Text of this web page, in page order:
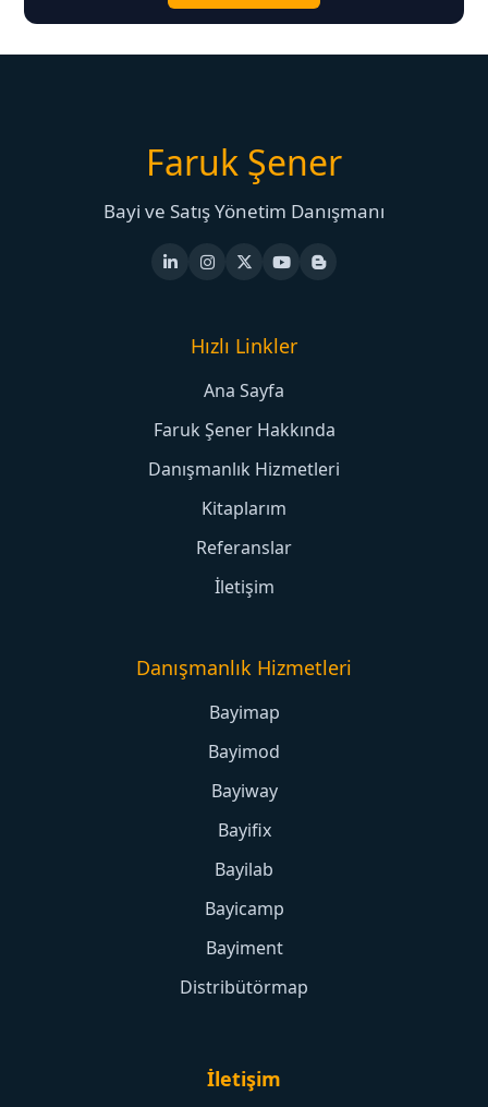
Faruk Şener
Bayi ve Satış Yönetim Danışmanı
Hızlı Linkler
Ana Sayfa
Faruk Şener Hakkında
Danışmanlık Hizmetleri
Kitaplarım
Referanslar
İletişim
Danışmanlık Hizmetleri
Bayimap
Bayimod
Bayiway
Bayifix
Bayilab
Bayicamp
Bayiment
Distribütörmap
İletişim